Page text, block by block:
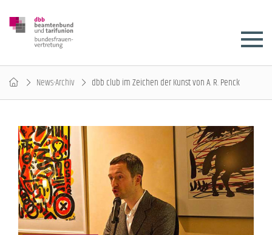
News-Archiv dbb club im Zeichen der Kunst von A. R. Penck